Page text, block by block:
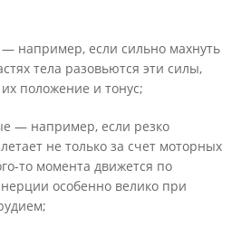
например, если сильно махнуть
тела разовьются эти силы,
положение и тонус;
— например, если резко
не только за счет моторных
то момента движется по
особенно велико при